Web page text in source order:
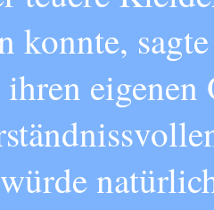
konnte,